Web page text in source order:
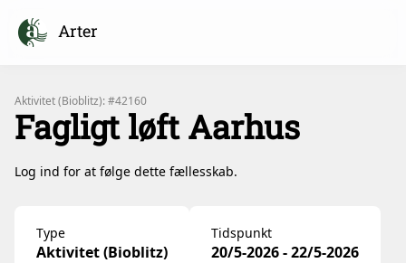
Arter
Aktivitet (Bioblitz): #42160
Fagligt løft Aarhus
Log ind for at følge dette fællesskab.
Type
Aktivitet (Bioblitz)
Tidspunkt
20/5-2026 - 22/5-2026